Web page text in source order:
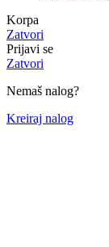
Korpa
Zatvori
Prijavi se
Zatvori
Nemaš nalog?
Kreiraj nalog